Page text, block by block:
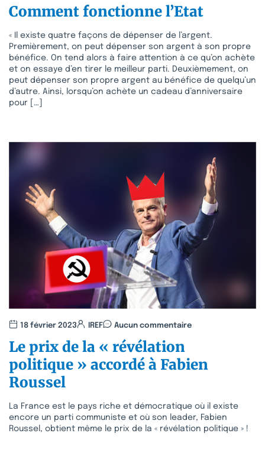
Comment fonctionne l’Etat
« Il existe quatre façons de dépenser de l’argent.
Premièrement, on peut dépenser son argent à son propre
bénéfice. On tend alors à faire attention à ce qu’on achète
et on essaye d’en tirer le meilleur parti. Deuxièmement, on
peut dépenser son propre argent au bénéfice de quelqu’un
d’autre. Ainsi, lorsqu’on achète un cadeau d’anniversaire
pour […]
18 février 2023 IREF Aucun commentaire
Le prix de la « révélation
politique » accordé à Fabien
Roussel
La France est le pays riche et démocratique où il existe
encore un parti communiste et où son leader, Fabien
Roussel, obtient même le prix de la « révélation politique » !